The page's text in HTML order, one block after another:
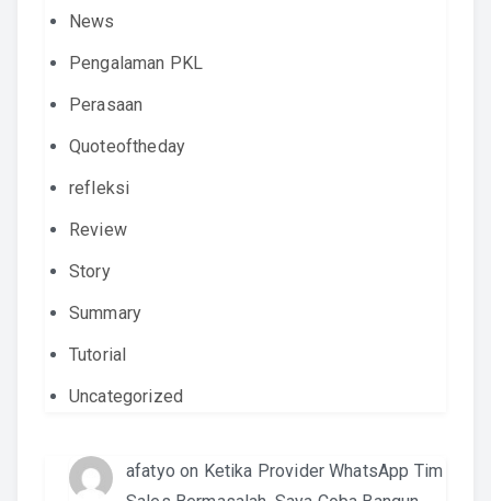
News
Pengalaman PKL
Perasaan
Quoteoftheday
refleksi
Review
Story
Summary
Tutorial
Uncategorized
afatyo on Ketika Provider WhatsApp Tim